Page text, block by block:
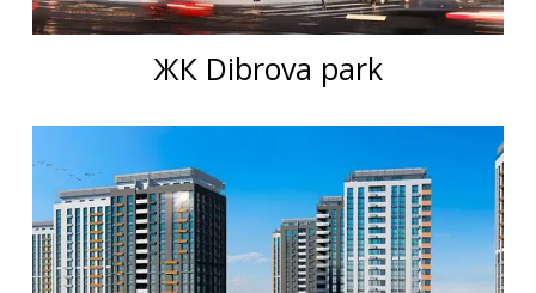
ЖК Dibrova park